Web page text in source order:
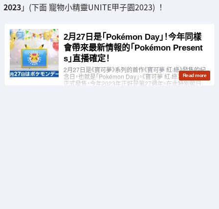
2023」(下面 寵物小精靈UNITE甲子園2023) ！